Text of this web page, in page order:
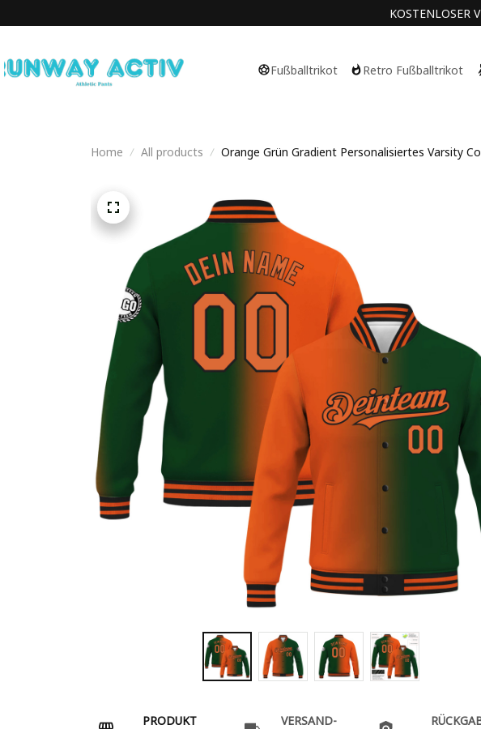
KOSTENLOSER
Fußballtrikot Retro Fußballtrikot
Home All products Orange Grün Gradient Personalisiertes Varsity
PRODUKT
VERSAND-